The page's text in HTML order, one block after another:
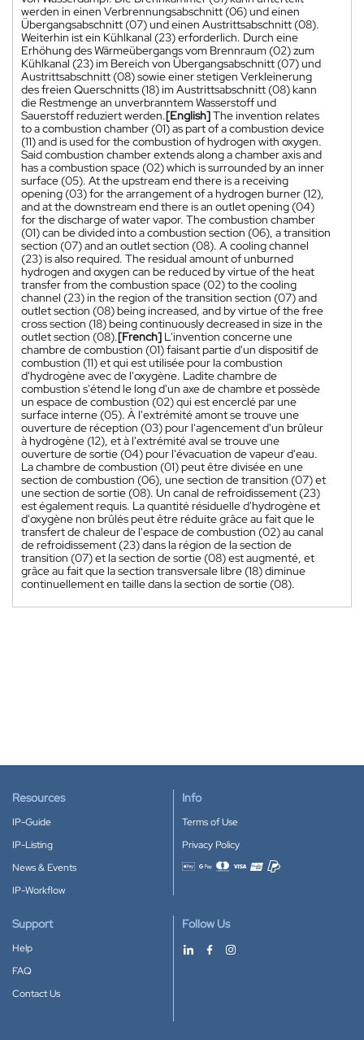
werden in einen Verbrennungsabschnitt (06) und einen
Übergangsabschnitt (07) und einen Austrittsabschnitt (08).
Weiterhin ist ein Kühlkanal (23) erforderlich. Durch eine
Erhöhung des Wärmeübergangs vom Brennraum (02) zum
Kühlkanal (23) im Bereich von Übergangsabschnitt (07) und
Austrittsabschnitt (08) sowie einer stetigen Verkleinerung
des freien Querschnitts (18) im Austrittsabschnitt (08) kann
die Restmenge an unverbranntem Wasserstoff und
Sauerstoff reduziert werden.[English]The invention relates
to a combustion chamber (01) as part of a combustion device
(11) and is used for the combustion of hydrogen with oxygen.
Said combustion chamber extends along a chamber axis and
has a combustion space (02) which is surrounded by an inner
surface (05). At the upstream end there is a receiving
opening (03) for the arrangement of a hydrogen burner (12),
and at the downstream end there is an outlet opening (04)
for the discharge of water vapor. The combustion chamber
(01) can be divided into a combustion section (06), a transition
section (07) and an outlet section (08). A cooling channel
(23) is also required. The residual amount of unburned
hydrogen and oxygen can be reduced by virtue of the heat
transfer from the combustion space (02) to the cooling
channel (23) in the region of the transition section (07) and
outlet section (08) being increased, and by virtue of the free
cross section (18) being continuously decreased in size in the
outlet section (08).[French] L'invention concerne une
chambre de combustion (01) faisant partie d'un dispositif de
combustion (11) et qui est utilisée pour la combustion
d'hydrogène avec de l'oxygène. Ladite chambre de
combustion s'étend le long d'un axe de chambre et possède
un espace de combustion (02) qui est encerclé par une
surface interne (05). À l'extrémité amont se trouve une
ouverture de réception (03) pour l'agencement d'un brûleur
à hydrogène (12), et à l'extrémité aval se trouve une
ouverture de sortie (04) pour l'évacuation de vapeur d'eau.
La chambre de combustion (01) peut être divisée en une
section de combustion (06), une section de transition (07) et
une section de sortie (08). Un canal de refroidissement (23)
est également requis. La quantité résiduelle d'hydrogène et
d'oxygène non brûlés peut être réduite grâce au fait que le
transfert de chaleur de l'espace de combustion (02) au canal
de refroidissement (23) dans la région de la section de
transition (07) et la section de sortie (08) est augmenté, et
grâce au fait que la section transversale libre (18) diminue
continuellement en taille dans la section de sortie (08).
Resources
IP-Guide
IP-Listing
News & Events
IP-Workflow
Info
Terms of Use
Privacy Policy
Accepted payment methods
Support
Help
FAQ
Contact Us
Follow Us